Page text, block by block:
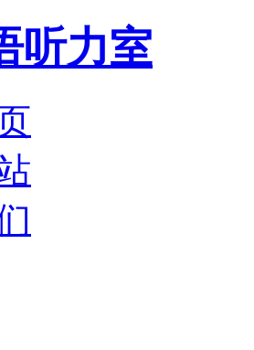
听力室